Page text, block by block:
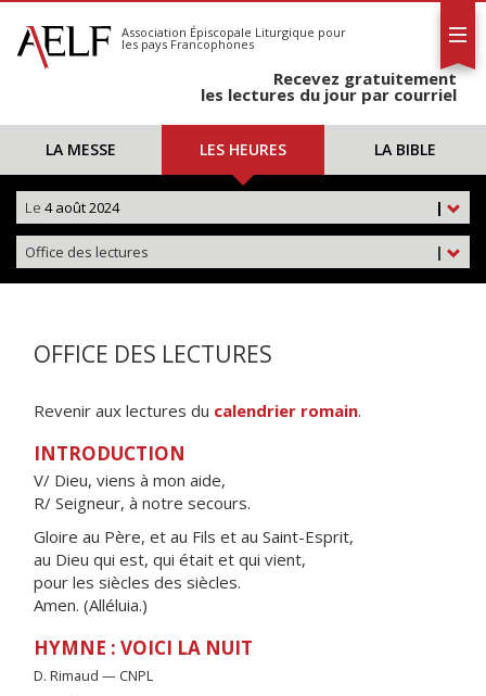
S'abonner
Calendrier
Association Épiscopale Liturgique pour
les pays Francophones
Recevez gratuitement
les lectures du jour par courriel
LA MESSE LES HEURES LA BIBLE
|
Le 4 août 2024
|
Office des lectures
OFFICE DES LECTURES
Revenir aux lectures du calendrier romain.
INTRODUCTION
V/ Dieu, viens à mon aide,
R/ Seigneur, à notre secours.
Gloire au Père, et au Fils et au Saint-Esprit,
au Dieu qui est, qui était et qui vient,
pour les siècles des siècles.
Amen. (Alléluia.)
HYMNE : VOICI LA NUIT
D. Rimaud — CNPL